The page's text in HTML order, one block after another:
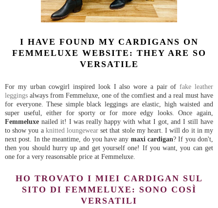
I HAVE FOUND MY CARDIGANS ON
FEMMELUXE WEBSITE: THEY ARE SO
VERSATILE
For my urban cowgirl inspired look I also wore a pair offake leather
leggings always from Femmeluxe, one of the comfiest and a real must have
for everyone. These simple black leggings are elastic, high waisted and
super useful, either for sporty or for more edgy looks. Once again,
Femmeluxe nailed it! I was really happy with what I got, and I still have
to show you a knitted loungewearset that stole my heart. I will do it in my
next post. In the meantime, do you have any maxi cardigan? If you don't,
then you should hurry up and get yourself one! If you want, you can get
one for a very reasonsable price at Femmeluxe.
HO TROVATO I MIEI CARDIGAN SUL
SITO DI FEMMELUXE: SONO COSÌ
VERSATILI